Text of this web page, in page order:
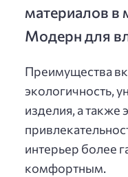
материалов в
Модерн для
Преимущества
экологичность,
изделия, а также
интерьер более
комфортным.